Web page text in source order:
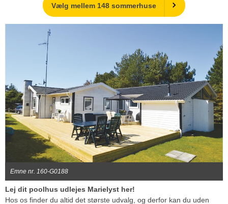
Vælg mellem 148 sommerhuse
Emne nr. 160-G0188
Lej dit poolhus udlejes Marielyst her!
Hos os finder du altid det største udvalg, og derfor kan du uden